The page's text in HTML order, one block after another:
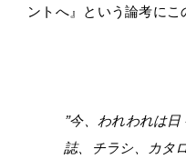
ントへ』という論考にこ
”今、われわれは
誌、チラシ、カタ